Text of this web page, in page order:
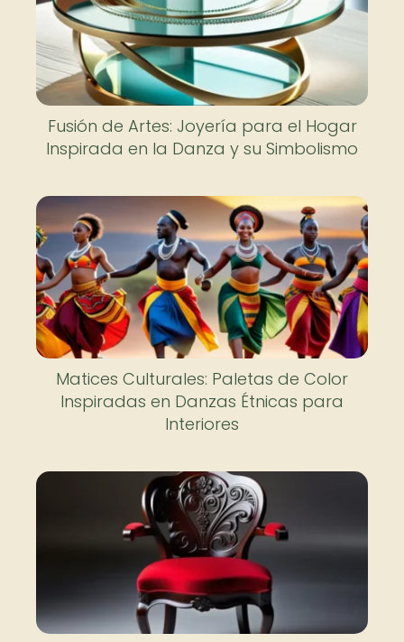
Fusión de Artes: Joyería para el Hogar
Inspirada en la Danza y su Simbolismo
Matices Culturales: Paletas de Color
Inspiradas en Danzas Étnicas para
Interiores